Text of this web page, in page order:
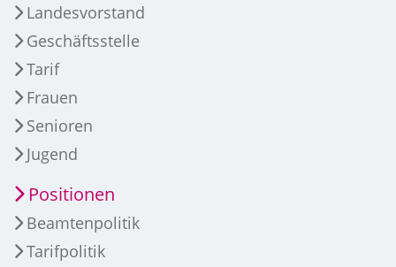
Landesvorstand
Geschäftsstelle
Tarif
Frauen
Senioren
Jugend
Positionen
Beamtenpolitik
Tarifpolitik